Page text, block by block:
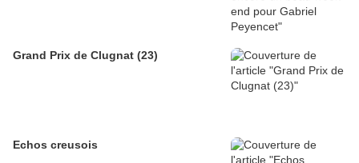
Grand Prix de Clugnat (23)
Echos creusois